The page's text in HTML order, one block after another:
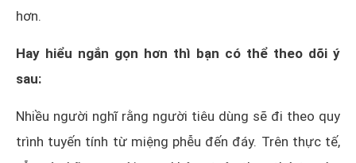
hơn.
Hay hiểu ngắn gọn hơn thì bạn có thể theo dõi ý
sau:
Nhiều người nghĩ rằng người tiêu dùng sẽ đi theo quy
trình tuyến tính từ miệng phễu đến đáy. Trên thực tế,